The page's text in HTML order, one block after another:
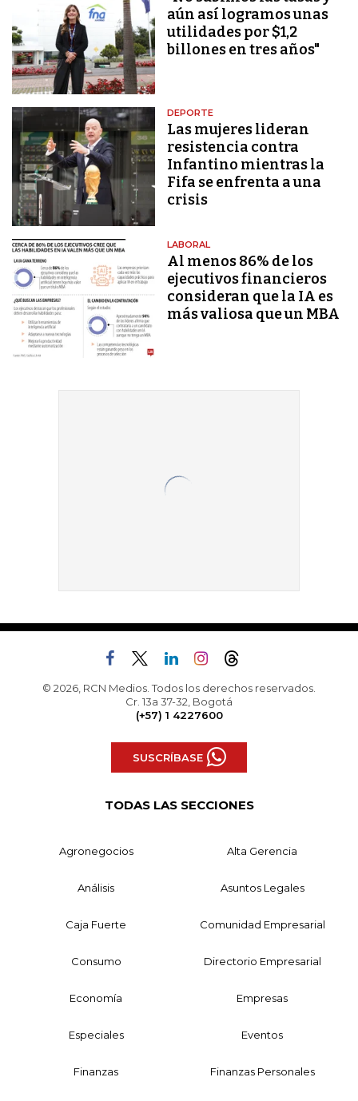
aún así logramos unas
utilidades por $1,2
billones en tres años"
DEPORTE
Las mujeres lideran
resistencia contra
Infantino mientras la
Fifa se enfrenta a una
crisis
LABORAL
Al menos 86% de los
ejecutivos financieros
consideran que la IA es
más valiosa que un MBA
© 2026, RCN Medios. Todos los derechos reservados.
Cr. 13a 37-32, Bogotá
(+57) 1 4227600
SUSCRÍBASE
TODAS LAS SECCIONES
Agronegocios Alta Gerencia
Análisis Asuntos Legales
Caja Fuerte Comunidad Empresarial
Consumo Directorio Empresarial
Economía Empresas
Especiales Eventos
Finanzas Finanzas Personales